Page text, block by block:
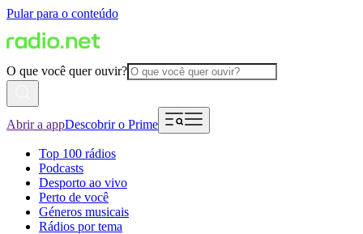
Pular para o conteúdo
O que você quer ouvir?
Abrir a appDescobrir o Prime
Top 100 rádios
Podcasts
Desporto ao vivo
Perto de você
Géneros musicais
Rádios por tema